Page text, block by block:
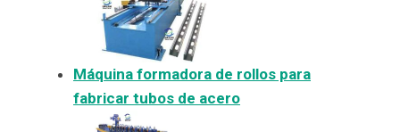
Máquina formadora de rollos para
fabricar tubos de acero